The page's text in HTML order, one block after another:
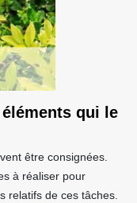
qui le
être consignées.
à réaliser pour
relatifs de ces tâches.